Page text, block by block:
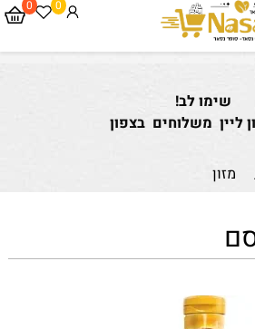
0 0
שימו לב!
ליין משלוחים בצפון
מזון